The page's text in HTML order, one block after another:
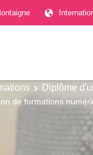
Diplôme
de formations